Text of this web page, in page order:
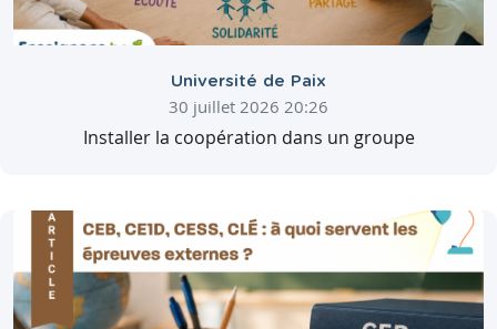
Université de Paix
30 juillet 2026 20:26
Installer la coopération dans un groupe